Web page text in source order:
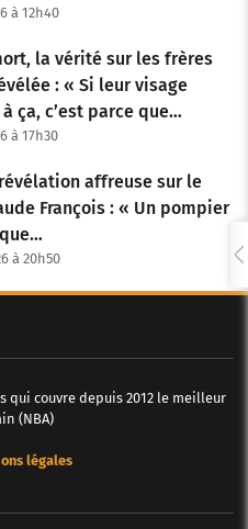
à 12h40
la vérité sur les frères
: « Si leur visage
ça, c’est parce que…
à 17h30
affreuse sur le
François : « Un pompier
à 20h50
qui couvre depuis 2012 le meilleur
(NBA)
légales